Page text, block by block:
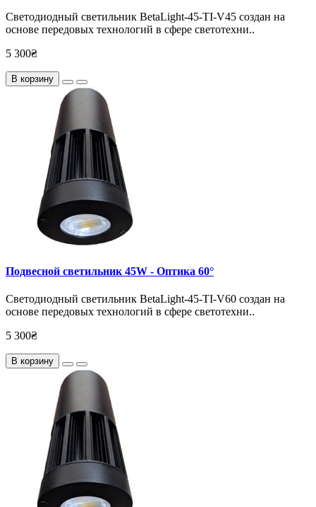
Светодиодный светильник BetaLight-45-TI-V45 создан на
основе передовых технологий в сфере светотехни..
5 300₴
В корзину
Подвесной светильник 45W - Оптика 60°
Светодиодный светильник BetaLight-45-TI-V60 создан на
основе передовых технологий в сфере светотехни..
5 300₴
В корзину